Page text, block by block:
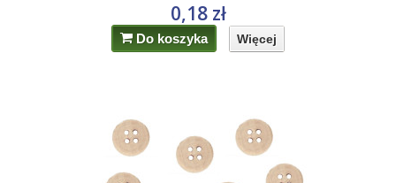
0,18 zł
Do koszyka Więcej